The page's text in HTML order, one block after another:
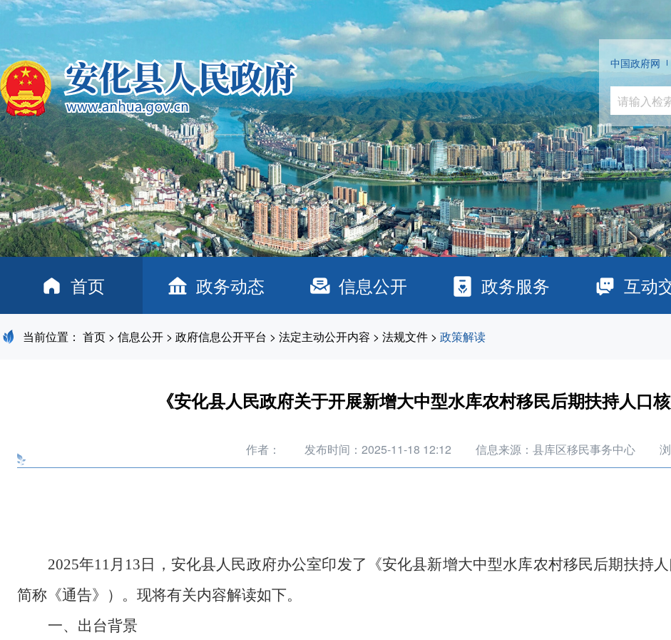
中国政府网
首页 政务动态 信息公开 政务服务 互动
当前位置： 首页 > 信息公开 > 政府信息公开平台 > 法定主动公开内容 > 法规文件 > 政策解读
《安化县人民政府关于开展新增大中型水库农村移民后期扶持人口
作者： 发布时间：2025-11-18 12:12 信息来源：县库区移民事务中心
2025年11月 13 日，安化县人民政府办公室印发了《安化县新增大中型水库农村移民后期扶持
简称《通告》）。现将有关内容解读如下。
一、出台背景